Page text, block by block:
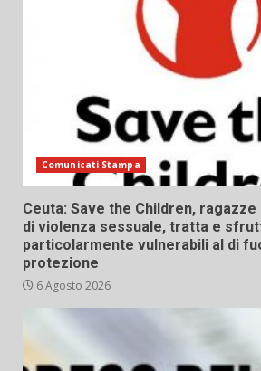
Comunicati Stampa
Ceuta: Save the Children,
di violenza sessuale, tratta e
particolarmente vulnerabili al di
protezione
6 Agosto 2026